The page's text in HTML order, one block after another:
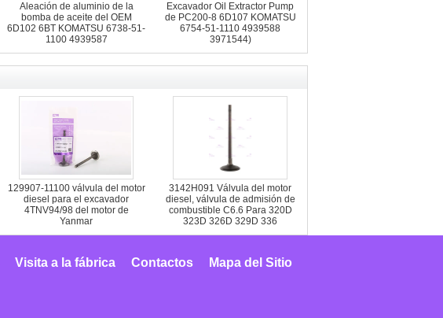
Aleación de aluminio de la
bomba de aceite del OEM
6D102 6BT KOMATSU 6738-51-
1100 4939587
Excavador Oil Extractor Pump
de PC200-8 6D107 KOMATSU
6754-51-1110 4939588
3971544)
129907-11100 válvula del motor
diesel para el excavador
4TNV94/98 del motor de
Yanmar
3142H091 Válvula del motor
diesel, válvula de admisión de
combustible C6.6 Para 320D
323D 326D 329D 336
Mapa del Sitio
Contactos
Visita a la fábrica